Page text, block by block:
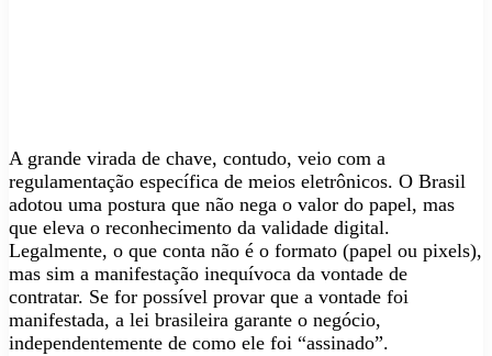
A grande virada de chave, contudo, veio com a
regulamentação específica de meios eletrônicos. O Brasil
adotou uma postura que não nega o valor do papel, mas
que eleva o reconhecimento da validade digital.
Legalmente, o que conta não é o formato (papel ou pixels),
mas sim a manifestação inequívoca da vontade de
contratar. Se for possível provar que a vontade foi
manifestada, a lei brasileira garante o negócio,
independentemente de como ele foi “assinado”.